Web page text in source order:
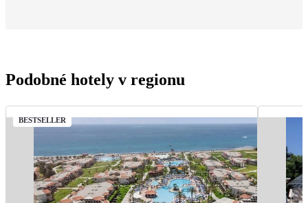
Podobné hotely v regionu
BESTSELLER